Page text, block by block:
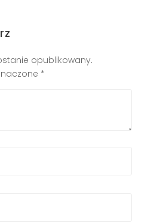
opublikowany.
*